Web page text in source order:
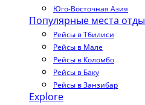
Юго-Восточная Азия
Популярные места
Рейсы в Тбилиси
Рейсы в Мале
Рейсы в Коломбо
Рейсы в Баку
Рейсы в Занзибар
Explore